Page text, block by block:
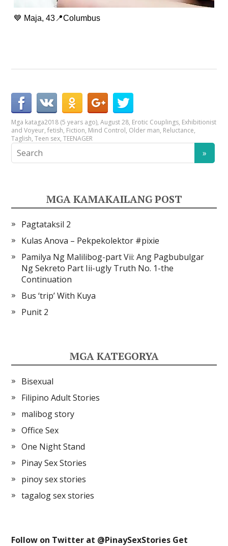
💙 Maja, 43📍Columbus
Mga kataga2018 (5 years ago),August 28, Erotic Couplings, Exhibitionist
and Voyeur,fetish, Fiction, Mind Control, Older man, Reluctance,
Taglish,Teen sex,TEENAGER
MGA KAMAKAILANG POST
Pagtataksil 2
Kulas Anova – Pekpekolektor #pixie
Pamilya Ng Malilibog-part Vii: Ang Pagbubulgar
Ng Sekreto Part Iii-ugly Truth No. 1-the
Continuation
Bus ‘trip’ With Kuya
Punit 2
MGA KATEGORYA
Bisexual
Filipino Adult Stories
malibog story
Office Sex
One Night Stand
Pinay Sex Stories
pinoy sex stories
tagalog sex stories
Follow on Twitter at @PinaySexStories Get